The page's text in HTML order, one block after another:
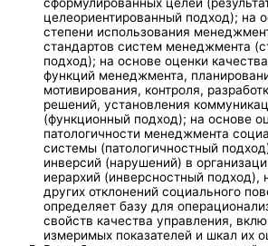
сформулированных целей
целеориентированный подход); на
степени использования
стандартов систем менеджмента
подход); на основе оценки
функций менеджмента,
мотивирования, контроля,
решений, установления
(функционный подход); на основе
патологичности менеджмента
системы (патологичностный
инверсий (нарушений) в
иерархий (инверсностный подход),
других отклонений социального
определяет базу для
свойств качества управления,
измеримых показателей и шкал их